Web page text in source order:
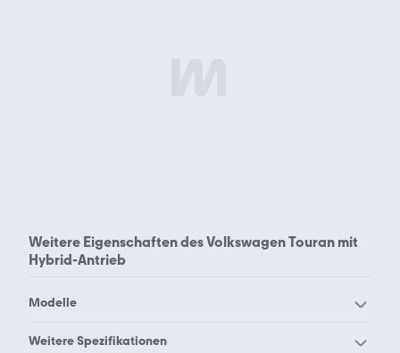
Weitere Eigenschaften desVolkswagen Touran mit
Hybrid-Antrieb
Modelle
VW 181
Weitere Spezifikationen